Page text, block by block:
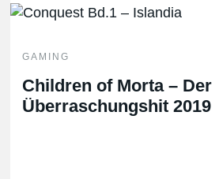
GAMING
Children of Morta – Der
Überraschungshit 2019